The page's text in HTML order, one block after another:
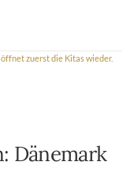
zuerst die Kitas wieder.
Dänemark